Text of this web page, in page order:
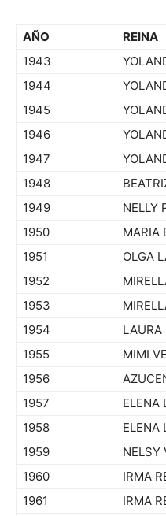
AÑO
REINA
1943
1944
1945
1946
1947
1948
1949
NELLY
1950
MARIA
1951
OLGA
1952
1953
1954
LAURA
1955
MIMI
1956
1957
ELENA
1958
ELENA
1959
NELSY
1960
IRMA
1961
IRMA